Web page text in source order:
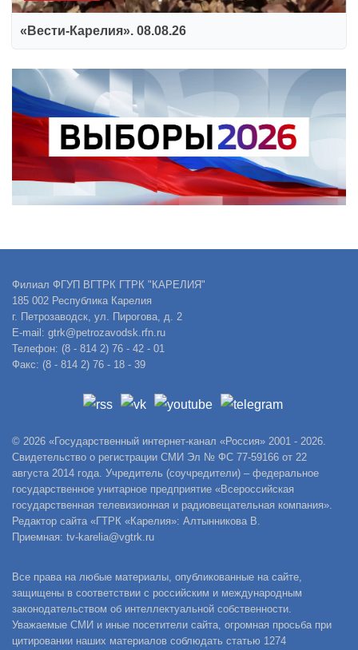
«Вести-Карелия». 08.08.26
Филиал ФГУП ВГТРК ГТРК "КАРЕЛИЯ"
185 002 Республика Карелия
г. Петрозаводск, ул. Пирогова, д. 2
E-mail: gtrk@petrozavodsk.rfn.ru
Телефон: (8 - 814 2) 76 - 42 - 01
Факс: (8 - 814 2) 76 - 18 - 39
© 2026 «Государственный интернет-канал «Россия» 2001 - 2026.
Свидетельство о регистрации СМИ Эл № ФС 77-59166 от 22
августа 2014 года. Учредитель (соучредители) – федеральное
государственное унитарное предприятие «Всероссийская
государственная телевизионная и радиовещательная компания».
Редактор сайта «ГТРК «Карелия»: Алтынникова В.
Приемная: tv-karelia@vgtrk.ru
Все права на любые материалы, опубликованные на сайте,
защищены в соответствии с российским и международным
законодательством об интеллектуальной собственности.
Уважаемые СМИ и иные посетители сайта, огромная просьба при
цитировании наших материалов соблюдать статью 1274